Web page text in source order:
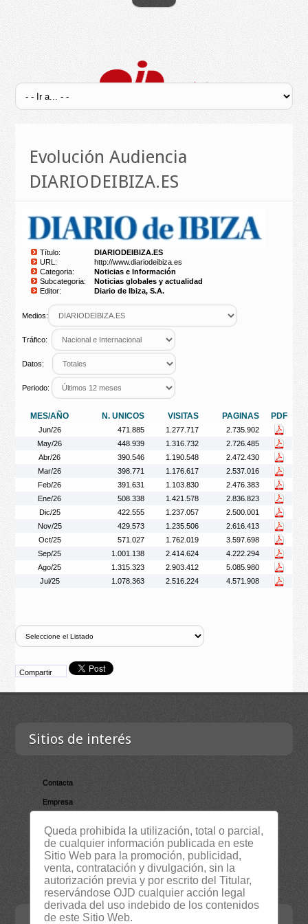
Evolución Audiencia
DIARIODEIBIZA.ES
Título:
DIARIODEIBIZA.ES
URL:
http://www.diariodeibiza.es
Categoria:
Noticias e Información
Subcategoria:
Noticias globales y actualidad
Editor:
Diario de Ibiza, S.A.
Medios:
Tráfico:
Datos:
Periodo:
MES/AÑO N. UNICOS VISITAS PAGINAS PDF
Jun/26 471.885 1.277.717
2.735.902
May/26
448.939 1.316.732
2.726.485
Abr/26
390.546 1.190.548
2.472.430
Mar/26
398.771 1.176.617
2.537.016
Feb/26
391.631 1.103.830
2.476.383
Ene/26
508.338 1.421.578
2.836.823
Dic/25
422.555 1.237.057
2.500.001
Nov/25
429.573 1.235.506
2.616.413
Oct/25
571.027 1.762.019
3.597.698
Sep/25
1.001.138 2.414.624
4.222.294
Ago/25
1.315.323 2.903.412
5.085.980
Jul/25
1.078.363 2.516.224 4.571.908
Compartir
Sitios de interés
Contacta
Empresa
RSS
Servicios
Suscripción Newsletter
Contacta
Queda prohibida la utilización, total o parcial,
de cualquier información publicada en este
Sitio Web para la promoción, publicidad,
venta, contratación y divulgación, sin la
autorización previa y por escrito del Titular,
reservándose OJD cualquier acción legal
derivada del uso indebido de los contenidos
de este Sitio Web.